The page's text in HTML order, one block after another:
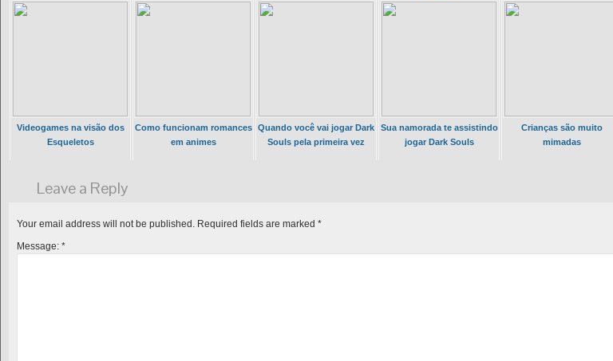
Videogames na visão dos
Esqueletos
Como funcionam romances
em animes
Quando você vai jogar Dark
Souls pela primeira vez
Sua namorada te assistindo
jogar Dark Souls
Crianças são muito
mimadas
Leave a Reply
Your email address will not be published. Required fields are marked *
Message: *